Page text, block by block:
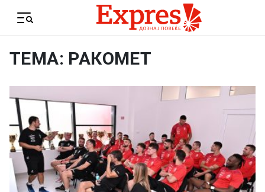
Menu
ТЕМА: РАКОМЕТ